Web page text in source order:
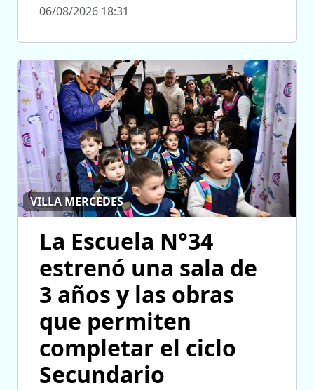
06/08/2026 18:31
VILLA MERCEDES
La Escuela N°34
estrenó una sala de
3 años y las obras
que permiten
completar el ciclo
Secundario